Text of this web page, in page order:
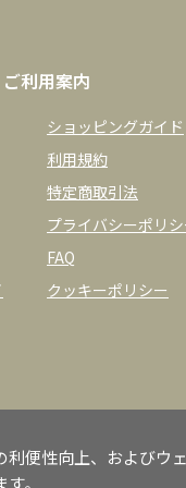
ご利用案内
ショッピングガイド
利用規約
特定商取引法
プライバシーポリシ
FAQ
クッキーポリシー
便性向上、およびウ
。